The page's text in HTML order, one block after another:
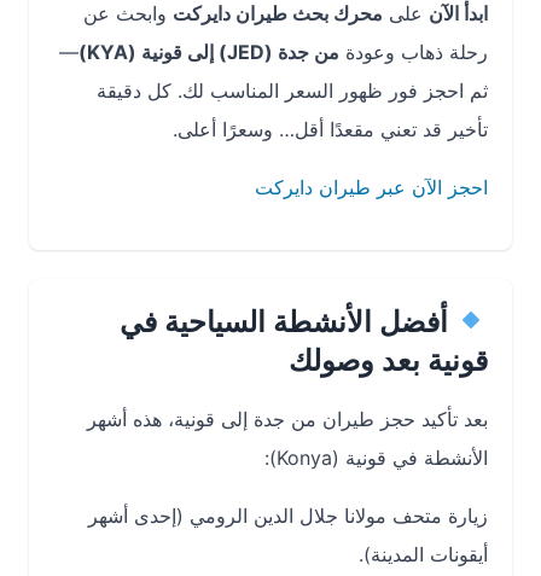
ابدأ الآنعلىمحرك بحث طيران دايركتوابحث عن
رحلة ذهاب وعودةمن جدة (JED) إلى قونية (KYA)
—
ثم احجز فور ظهور السعر المناسب لك. كل دقيقة
تأخير قد تعني مقعدًا أقل… وسعرًا أعلى.
احجز الآن عبر طيران دايركت
أفضل الأنشطة السياحية في
قونية بعد وصولك
بعد تأكيد حجز طيران من جدة إلى قونية، هذه أشهر
الأنشطة في قونية (Konya):
زيارة متحف مولانا جلال الدين الرومي (إحدى أشهر
أيقونات المدينة).